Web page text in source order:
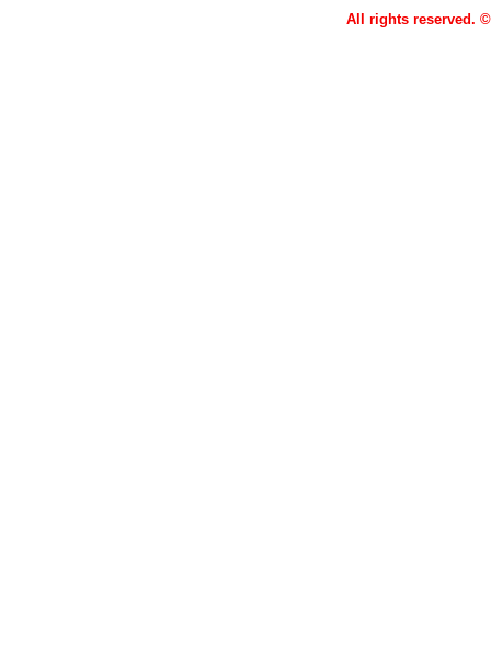
All rights reserved. ©